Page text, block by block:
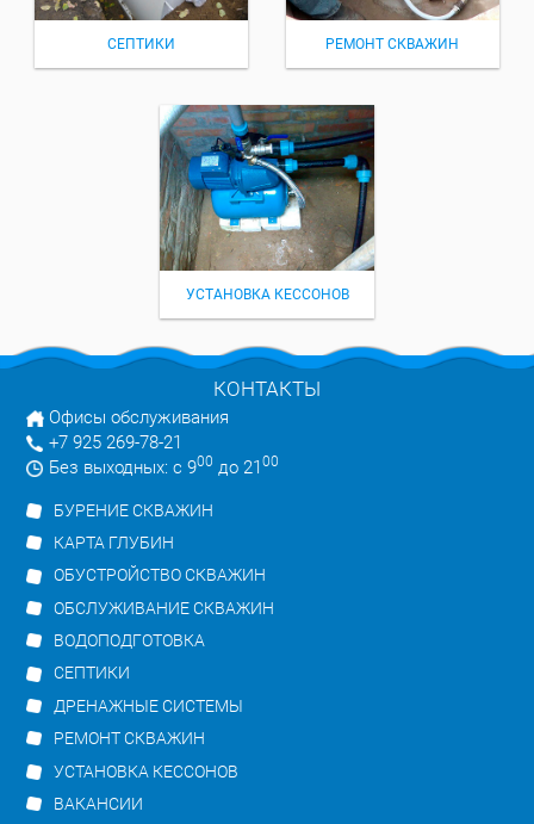
СЕПТИКИ РЕМОНТ СКВАЖИН
УСТАНОВКА КЕССОНОВ
КОНТАКТЫ
Офисы обслуживания
+7 925 269-78-21
Без выходных: с 900 до 21 00
БУРЕНИЕ СКВАЖИН
КАРТА ГЛУБИН
ОБУСТРОЙСТВО СКВАЖИН
ОБСЛУЖИВАНИЕ СКВАЖИН
ВОДОПОДГОТОВКА
СЕПТИКИ
ДРЕНАЖНЫЕ СИСТЕМЫ
РЕМОНТ СКВАЖИН
УСТАНОВКА КЕССОНОВ
ВАКАНСИИ